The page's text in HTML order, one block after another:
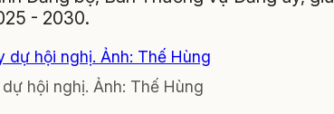
- 2030.
hội nghị. Ảnh: Thế Hùng